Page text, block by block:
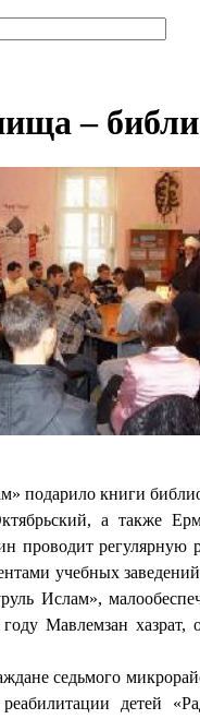
–
подарило книги
а также
проводит регулярную
учебных
Ислам»,
Мавлемзан хазрат,
седьмого
детей